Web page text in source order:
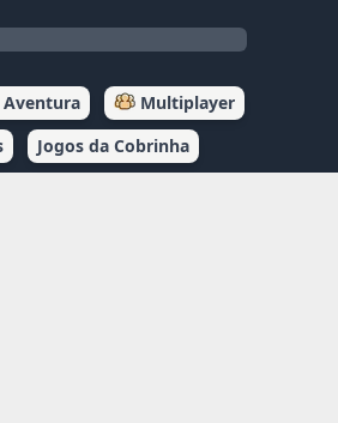
Aventura
Multiplayer
Jogos da Cobrinha